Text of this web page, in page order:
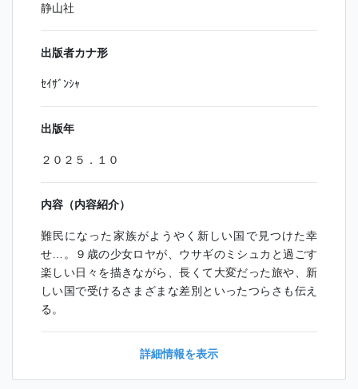
静山社
出版者カナ形
ｾｲｻﾞﾝｼｬ
出版年
２０２５．１０
内容（内容紹介）
難民になった家族がようやく新しい国で見つけた幸
せ…。９歳の少女ロヤが、ウサギのミシュカと過ごす
楽しい日々を描きながら、長くて大変だった旅や、新
しい国で受けるさまざまな差別といったつらさも伝え
る。
詳細情報を表示